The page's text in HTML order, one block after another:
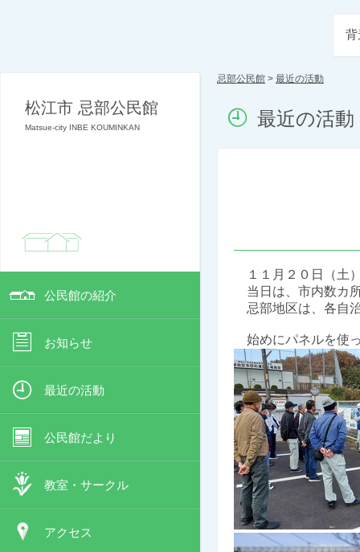
松江市 忌部公民館
Matsue-city INBE KOUMINKAN
公民館の紹介
お知らせ
最近の活動
公民館だより
教室・サークル
アクセス
背
忌部公民館 > 最近の活動
最近の活動
１１月２０日（土
当日は、市内数カ
忌部地区は、各自
始めにパネルを使